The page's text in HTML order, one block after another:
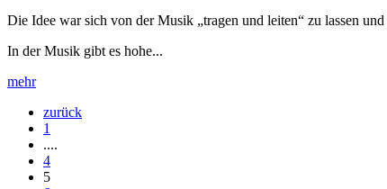
Die Idee war sich von der Musik „tragen und leiten“ zu lassen
In der Musik gibt es hohe...
mehr
zurück
1
....
4
5